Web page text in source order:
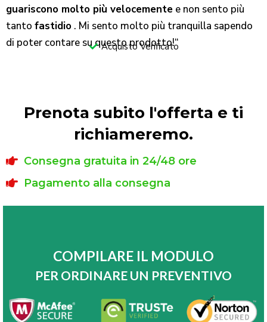
guariscono molto più velocemente e non sento più
tanto fastidio . Mi sento molto più tranquilla sapendo
di poter contare su questo prodotto!“
Acquisto Verificato
Prenota subito l'offerta e ti
richiameremo.
Consegna gratuita in 24/48 ore
Pagamento alla consegna
COMPILARE IL MODULO
PER ORDINARE UN PREVENTIVO